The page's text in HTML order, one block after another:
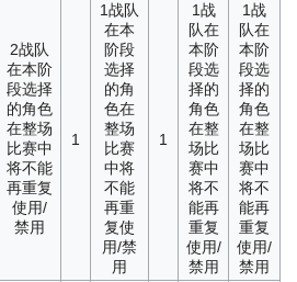
2战队
在本阶
段选择
的角色
在整场
比赛中
将不能
再重复
使用/
禁用
1
1战队
在本
阶段
选择
的角
色在
整场
比赛
中将
不能
再重
复使
用/禁
用
1
1战
队在
本阶
段选
择的
角色
在整
场比
赛中
将不
能再
重复
使用/
禁用
1战
队在
本阶
段选
择的
角色
在整
场比
赛中
将不
能再
重复
使用/
禁用